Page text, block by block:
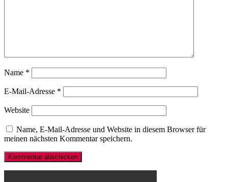
Name *
E-Mail-Adresse *
Website
Name, E-Mail-Adresse und Website in diesem Browser für
meinen nächsten Kommentar speichern.